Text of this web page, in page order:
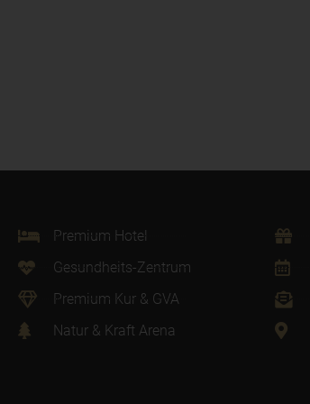
Premium Hotel
Gesundheits-Zentrum
Premium Kur & GVA
Natur & Kraft Arena